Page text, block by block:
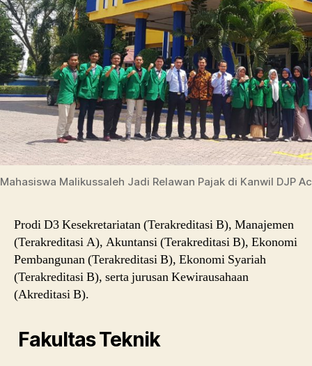
Mahasiswa Malikussaleh Jadi Relawan Pajak di Kanwil DJP
Prodi D3 Kesekretariatan (Terakreditasi B), Manajemen
(Terakreditasi A), Akuntansi (Terakreditasi B), Ekonomi
Pembangunan (Terakreditasi B), Ekonomi Syariah
(Terakreditasi B), serta jurusan Kewirausahaan
(Akreditasi B).
Fakultas Teknik